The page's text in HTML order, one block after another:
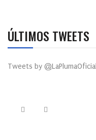
ÚLTIMOS TWEETS
Tweets by @LaPlumaOficial